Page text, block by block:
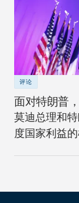
评论
面对特朗普
莫迪总理和
度国家利益